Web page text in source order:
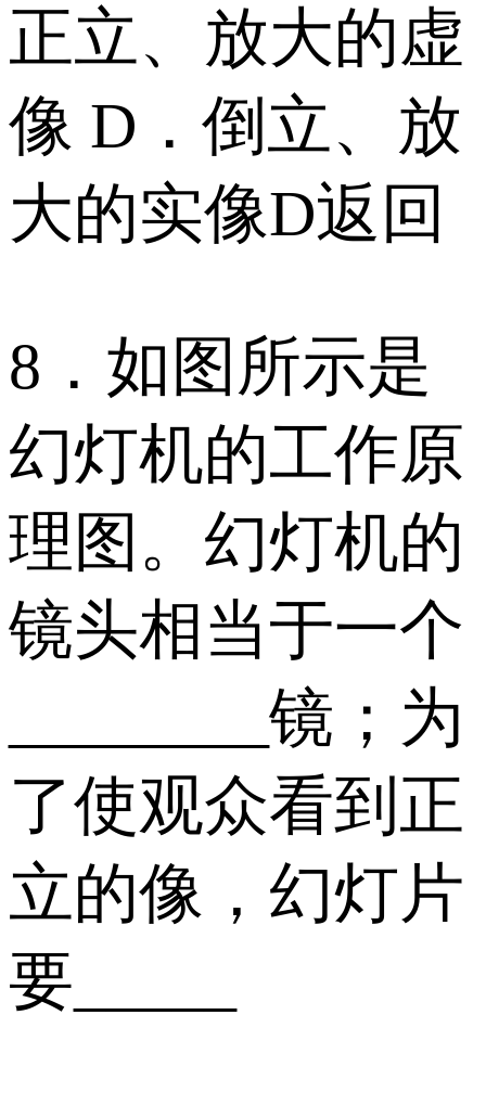
正立、放大的虚
像 D．倒立、放
大的实像D返回
8．如图所示是
幻灯机的工作原
理图。幻灯机的
镜头相当于一个
________镜；为
了使观众看到正
立的像，幻灯片
要_____